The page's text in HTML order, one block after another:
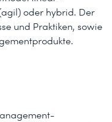
oder hybrid. Der
und Praktiken, sowie